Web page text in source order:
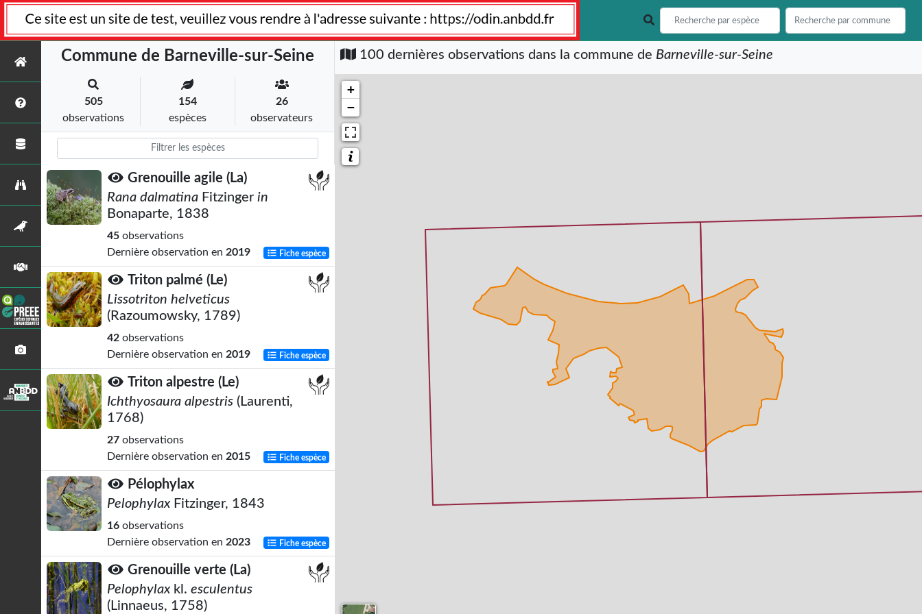
Commune de Barneville-sur-Seine
505
observations
154
espèces
26
observateurs
Grenouille agile (La)
Rana dalmatina Fitzinger in
Bonaparte, 1838
45 observations
Dernière observation en 2019 Fiche espèce
Triton palmé (Le)
Lissotriton helveticus
(Razoumowsky, 1789)
42 observations
Dernière observation en 2019 Fiche espèce
Triton alpestre (Le)
Ichthyosaura alpestris (Laurenti,
1768)
27 observations
Dernière observation en 2015 Fiche espèce
Pélophylax
PelophylaxFitzinger, 1843
16 observations
Dernière observation en 2023 Fiche espèce
Grenouille verte (La)
Pelophylax kl. esculentus
(Linnaeus, 1758)
100 dernières observations dans la commune de Barneville-sur-Seine
+
−